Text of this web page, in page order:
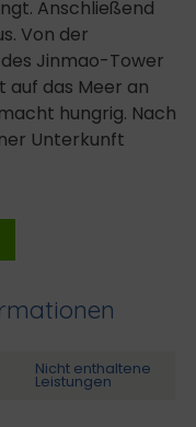
Anschließend
Von der
Jinmao-Tower
auf das Meer an
hungrig. Nach
Unterkunft
Nicht enthaltene
Leistungen